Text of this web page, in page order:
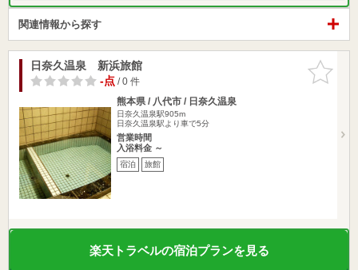
関連情報から探す
お気に入
りに追加
日奈久温泉 新浜旅館
-点/ 0 件
熊本県 / 八代市 / 日奈久温泉
日奈久温泉駅905m
日奈久温泉駅より車で5分
営業時間
入浴料金 ～
宿泊 旅館
楽天トラベルの宿泊プランを見る